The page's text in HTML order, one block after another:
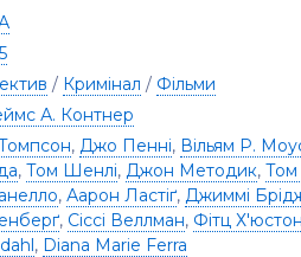
/ Кримінал / Фільми
А. Контнер
, Джо Пенні, Вільям Р.
, Том Шенлі, Джон Методик, Том
, Аарон Ластіґ, Джиммі
, Сіссі Веллман, Фітц Х'юстон
, Diana Marie Ferra